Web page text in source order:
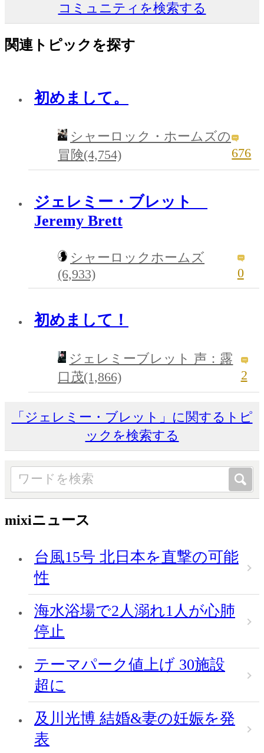
コミュニティを検索する
関連トピックを探す
初めまして。
シャーロック・ホームズの
冒険(4,754)
676
ジェレミー・ブレット
Jeremy Brett
シャーロックホームズ
(6,933)
0
初めまして！
ジェレミーブレット 声：露
口茂(1,866)
2
「ジェレミー・ブレット」に関するトピ
ックを検索する
mixiニュース
台風15号 北日本を直撃の可能
性
海水浴場で2人溺れ1人が心肺
停止
テーマパーク値上げ 30施設
超に
及川光博 結婚&妻の妊娠を発
表